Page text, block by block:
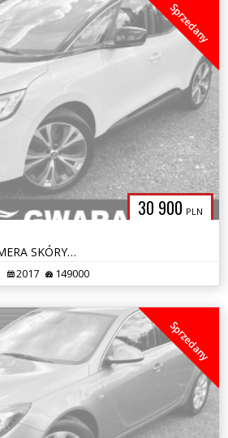
30 900 PLN
Sprzedany
*1.2T 131KM NAVI KAMERA SKÓRY BLIS 2xPDC LED ALU MASAŻ XENON VIRTUAL*
2017 149000
Sprzedany